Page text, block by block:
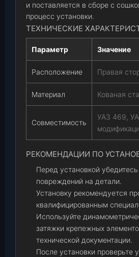
и поставляется в сборе с
процесс установки.
ТЕХНИЧЕСКИЕ
Параметр Значение
Расположение Правая
Материал Кованая
Совместимость
УАЗ 469,
РЕКОМЕНДАЦИИ ПО
Перед установкой
повреждений на детали.
Установку рекомендуется
квалифицированным
Используйте
затяжки крепежных
технической документации.
После установки проверьте